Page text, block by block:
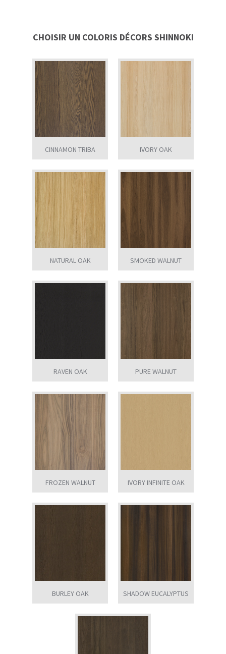
CHOISIR UN COLORIS DÉCORS SHINNOKI
CINNAMON TRIBA IVORY OAK
NATURAL OAK SMOKED WALNUT
RAVEN OAK PURE WALNUT
FROZEN WALNUT IVORY INFINITE OAK
BURLEY OAK SHADOW EUCALYPTUS